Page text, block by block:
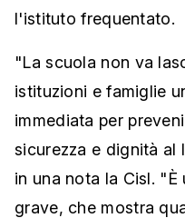
l'istituto frequentato.
"La scuola non va
istituzioni e famiglie
immediata per
sicurezza e dignità
in una nota la Cisl.
grave, che mostra